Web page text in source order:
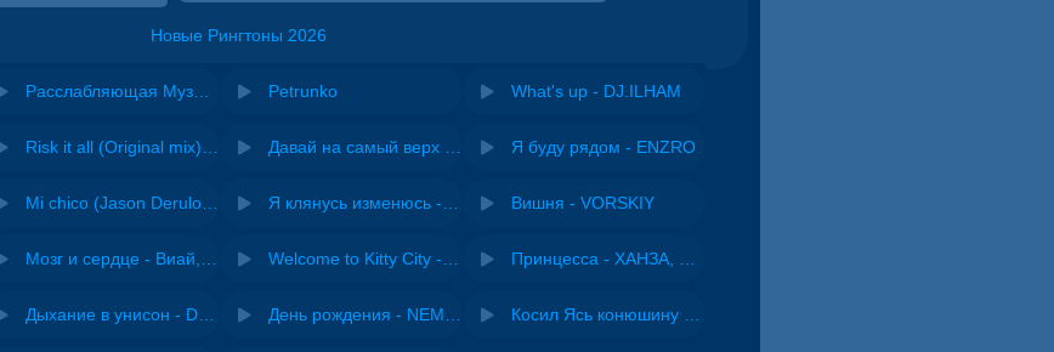
Новые Рингтоны 2026
Petrunko What's up - DJ.ILHAM
Я буду рядом - ENZRO
Вишня - VORSKIY